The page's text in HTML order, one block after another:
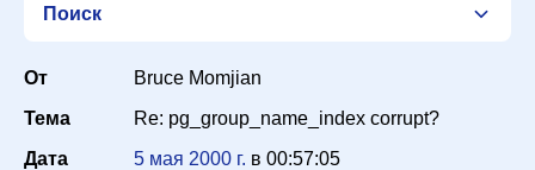
Поиск
От
Bruce Momjian
Тема
Re: pg_group_name_index corrupt?
Дата
5 мая 2000 г. в 00:57:05